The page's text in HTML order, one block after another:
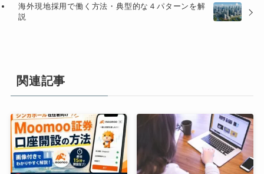
海外現地採用で働く方法・典型的な４パターンを解
説
関連記事